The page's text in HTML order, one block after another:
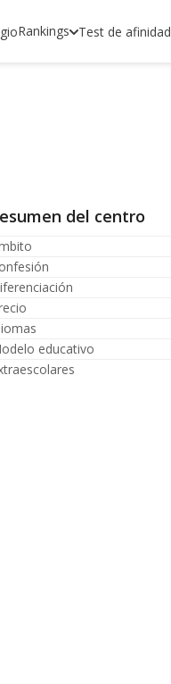
Rankings Test de afinidad
del centro
educativo